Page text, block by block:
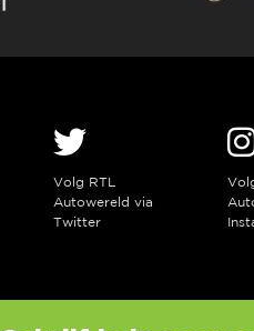
Volg RTL
Autowereld via
Twitter